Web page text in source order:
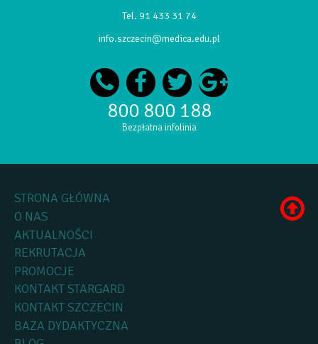
Tel. 91 433 31 74
info.szczecin@medica.edu.pl
800 800 188
Bezpłatna infolinia
STRONA GŁÓWNA
O NAS
AKTUALNOŚCI
REKRUTACJA
PROMOCJE
KONTAKT STARGARD
KONTAKT SZCZECIN
BAZA DYDAKTYCZNA